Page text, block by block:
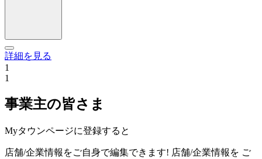
詳細を見る
1
1
事業主の皆さま
Myタウンページに登録すると
店舗/企業情報をご自身で編集できます! 店舗/企業情報を ご